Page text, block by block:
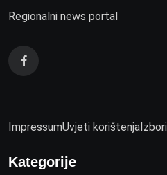
Regionalni news portal
ImpressumUvjeti korištenja
Kategorije